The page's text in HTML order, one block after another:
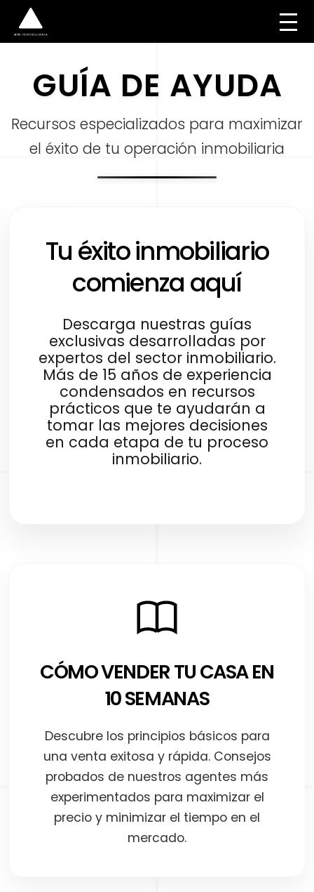
GUÍA DE AYUDA
Recursos especializados para maximizar
el éxito de tu operación inmobiliaria
Tu éxito inmobiliario
comienza aquí
Descarga nuestras guías
exclusivas desarrolladas por
expertos del sector inmobiliario.
Más de 15 años de experiencia
condensados en recursos
prácticos que te ayudarán a
tomar las mejores decisiones
en cada etapa de tu proceso
inmobiliario.
CÓMO VENDER TU CASA EN
10 SEMANAS
Descubre los principios básicos para
una venta exitosa y rápida. Consejos
probados de nuestros agentes más
experimentados para maximizar el
precio y minimizar el tiempo en el
mercado.